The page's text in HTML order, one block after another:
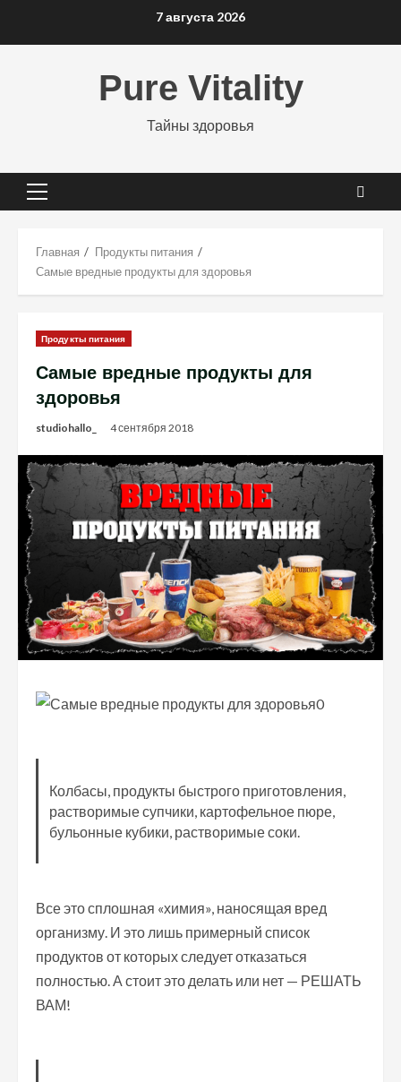
7 августа 2026
Pure Vitality
Тайны здоровья
Основное
Главная
Продукты питания
Самые вредные продукты для здоровья
Продукты питания
Самые вредные продукты для
здоровья
studiohallo_ 4 сентября 2018
Колбасы, продукты быстрого приготовления,
растворимые супчики, картофельное пюре,
бульонные кубики, растворимые соки.
Все это сплошная «химия», наносящая вред
организму. И это лишь примерный список
продуктов от которых следует отказаться
полностью. А стоит это делать или нет — РЕШАТЬ
ВАМ!